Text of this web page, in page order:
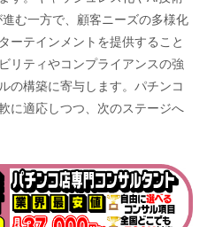
む一方で、顧客ニーズの多様化
ーテインメントを提供すること
リティやコンプライアンスの強
の構築に寄与します。パチンコ
に適応しつつ、次のステージへ